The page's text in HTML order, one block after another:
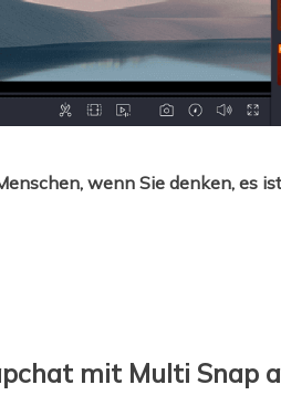
wenn Sie denken, es
mit Multi Snap